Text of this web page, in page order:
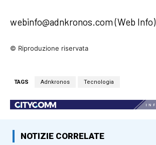
webinfo@adnkronos.com (Web Info)
© Riproduzione riservata
TAGS Adnkronos Tecnologia
NOTIZIE CORRELATE